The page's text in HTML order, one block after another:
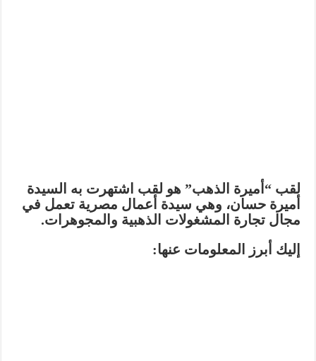
لقب“أميرة الذهب” هو لقب اشتهرت به السيدة
أميرة حسان، وهي سيدة أعمال مصرية تعمل في
مجال تجارة المشغولات الذهبية والمجوهرات.
إليك أبرز المعلومات عنها: